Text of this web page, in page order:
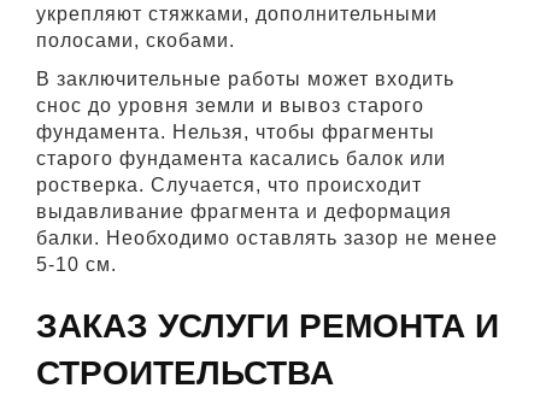
укрепляют стяжками, дополнительными
полосами, скобами.
В заключительные работы может входить
снос до уровня земли и вывоз старого
фундамента. Нельзя, чтобы фрагменты
старого фундамента касались балок или
ростверка. Случается, что происходит
выдавливание фрагмента и деформация
балки. Необходимо оставлять зазор не менее
5-10 см.
ЗАКАЗ УСЛУГИ РЕМОНТА И
СТРОИТЕЛЬСТВА